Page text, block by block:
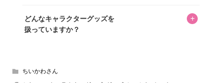
め、正確な情報をお伝えできないからです。
どんなキャラクターグッズを
扱っていますか？
+
ん！200種以上のトレンディなキャラクターやアニメキャラ
ちいかわさん